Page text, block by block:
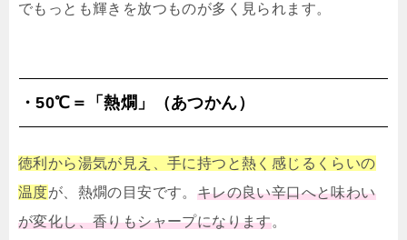
でもっとも輝きを放つものが多く見られます。
・50℃＝「熱燗」（あつかん）
徳利から湯気が見え、手に持つと熱く感じるくらいの
温度が、熱燗の目安です。 キレの良い辛口へと味わい
が変化し、香りもシャープになります。